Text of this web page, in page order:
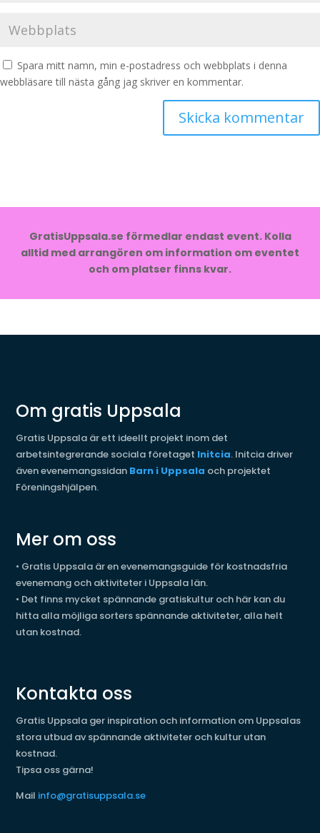
Spara mitt namn, min e-postadress och webbplats i denna
webbläsare till nästa gång jag skriver en kommentar.
GratisUppsala.se förmedlar endast event. Kolla
alltid med arrangören om information om eventet
och om platser finns kvar.
Om gratis Uppsala
Gratis Uppsala är ett ideellt projekt inom det
arbetsintegrerande sociala företaget Initcia. Initcia driver
även evenemangssidan Barn i Uppsala och projektet
Föreningshjälpen.
Mer om oss
• Gratis Uppsala är en evenemangsguide för kostnadsfria
evenemang och aktiviteter i Uppsala län.
• Det finns mycket spännande gratiskultur och här kan du
hitta alla möjliga sorters spännande aktiviteter, alla helt
utan kostnad.
Kontakta oss
Gratis Uppsala ger inspiration och information om Uppsalas
stora utbud av spännande aktiviteter och kultur utan
kostnad.
Tipsa oss gärna!
Mail info@gratisuppsala.se